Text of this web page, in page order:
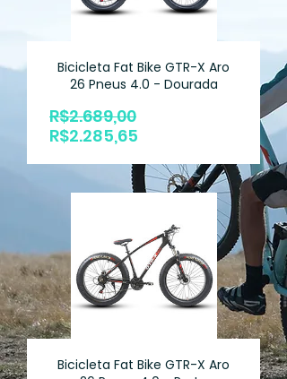
Bicicleta Fat Bike GTR-X Aro
26 Pneus 4.0 - Dourada
R$2.689,00
R$2.285,65
Bicicleta Fat Bike GTR-X Aro